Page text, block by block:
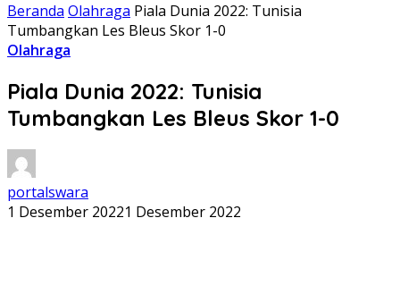
Beranda Olahraga Piala Dunia 2022: Tunisia
Tumbangkan Les Bleus Skor 1-0
Olahraga
Piala Dunia 2022: Tunisia
Tumbangkan Les Bleus Skor 1-0
portalswara
1 Desember 20221 Desember 2022